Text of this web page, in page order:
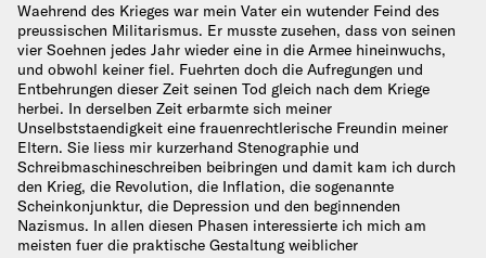
Waehrend des Krieges war mein Vater ein wutender Feind des
preussischen Militarismus. Er musste zusehen, dass von seinen
vier Soehnen jedes Jahr wieder eine in die Armee hineinwuchs,
und obwohl keiner fiel. Fuehrten doch die Aufregungen und
Entbehrungen dieser Zeit seinen Tod gleich nach dem Kriege
herbei. In derselben Zeit erbarmte sich meiner
Unselbststaendigkeit eine frauenrechtlerische Freundin meiner
Eltern. Sie liess mir kurzerhand Stenographie und
Schreibmaschineschreiben beibringen und damit kam ich durch
den Krieg, die Revolution, die Inflation, die sogenannte
Scheinkonjunktur, die Depression und den beginnenden
Nazismus. In allen diesen Phasen interessierte ich mich am
meisten fuer die praktische Gestaltung weiblicher